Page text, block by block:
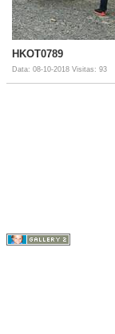
HKOT0789
Data: 08-10-2018 Visitas: 93